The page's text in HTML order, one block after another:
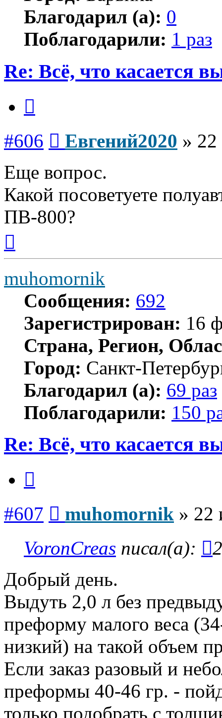
Благодарил (а): 0
Поблагодарили: 1 раз
Re: Всё, что касается
#606 Евгений2020 »
Еще вопрос.
Какой посоветуете
ПВ-800?
началу
muhomornik
Сообщения: 692
Зарегистрирован: 16
Страна, Регион,
Город: Санкт-
Благодарил (а): 69 раз
Поблагодарили: 150
Re: Всё, что касается
#607 muhomornik » 22
VoronCreas писал(а):
Добрый день.
Выдуть 2,0 л без
преформу малого веса
низкий) на такой объем
Если заказ разовый и
преформы 40-46 гр. -
только подобрать с